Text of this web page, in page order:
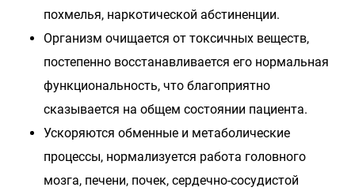
похмелья, наркотической абстиненции.
Организм очищается от токсичных веществ,
постепенно восстанавливается его нормальная
функциональность, что благоприятно
сказывается на общем состоянии пациента.
Ускоряются обменные и метаболические
процессы, нормализуется работа головного
мозга, печени, почек, сердечно-сосудистой